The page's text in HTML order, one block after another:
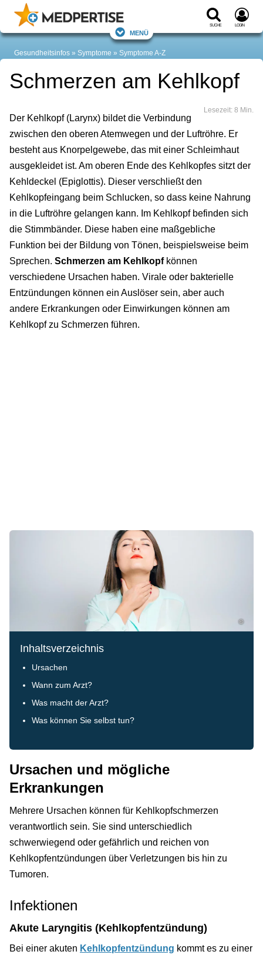
Suche Login
Menü
Gesundheitsinfos Symptome Symptome A-Z
Schmerzen am Kehlkopf
Lesezeit: 8 Min.
Der Kehlkopf (Larynx) bildet die Verbindung
zwischen den oberen Atemwegen und der Luftröhre. Er
besteht aus Knorpelgewebe, das mit einer Schleimhaut
ausgekleidet ist. Am oberen Ende des Kehlkopfes sitzt der
Kehldeckel (Epiglottis). Dieser verschließt den
Kehlkopfeingang beim Schlucken, so dass keine Nahrung
in die Luftröhre gelangen kann. Im Kehlkopf befinden sich
die Stimmbänder. Diese haben eine maßgebliche
Funktion bei der Bildung von Tönen, beispielsweise beim
Sprechen. Schmerzen am Kehlkopfkönnen
verschiedene Ursachen haben. Virale oder bakterielle
Entzündungen können ein Auslöser sein, aber auch
andere Erkrankungen oder Einwirkungen können am
Kehlkopf zu Schmerzen führen.
©
Inhaltsverzeichnis
Ursachen
Wann zum Arzt?
Was macht der Arzt?
Was können Sie selbst tun?
Ursachen und mögliche
Erkrankungen
Mehrere Ursachen können für Kehlkopfschmerzen
verantwortlich sein. Sie sind unterschiedlich
schwerwiegend oder gefährlich und reichen von
Kehlkopfentzündungen über Verletzungen bis hin zu
Tumoren.
Infektionen
Akute Laryngitis (Kehlkopfentzündung)
Bei einer akuten Kehlkopfentzündung kommt es zu einer